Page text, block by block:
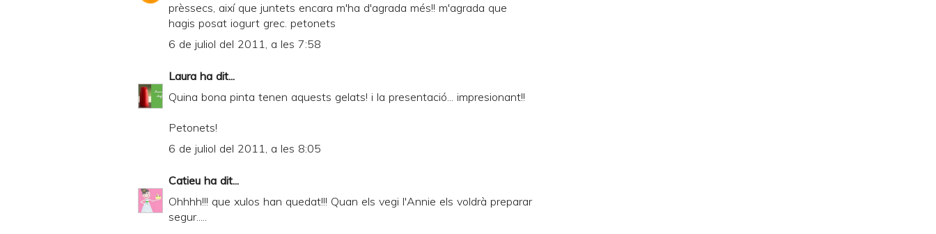
prèssecs, així que juntets encara m'ha d'agrada més!! m'agrada que
hagis posat iogurt grec. petonets
6 de juliol del 2011, a les 7:58
Laura ha dit...
Quina bona pinta tenen aquests gelats! i la presentació... impresionant!!
Petonets!
6 de juliol del 2011, a les 8:05
Catieu ha dit...
Ohhhh!!! que xulos han quedat!!! Quan els vegi l'Annie els voldrà preparar
segur.....